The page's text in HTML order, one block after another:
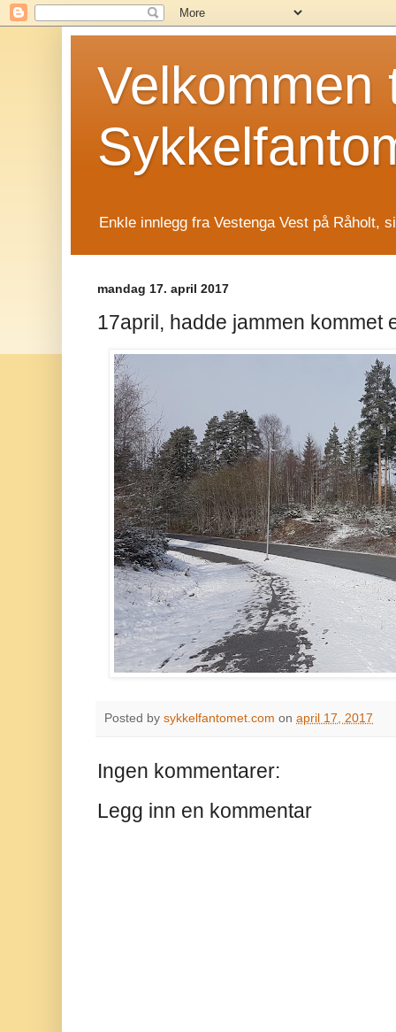
Velkommen
Enkle innlegg fra Vestenga Vest på Råholt,
mandag 17. april 2017
17april, hadde jammen kommet
Posted by sykkelfantomet.com on april 17, 2017
Ingen kommentarer:
Legg inn en kommentar